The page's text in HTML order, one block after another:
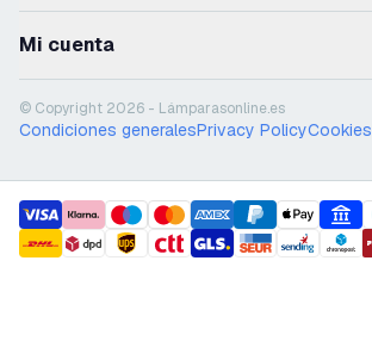
Mi cuenta
© Copyright 2026 - Lámparasonline.es
Condiciones generalesPrivacy PolicyCookies
payment methods
shipment methods